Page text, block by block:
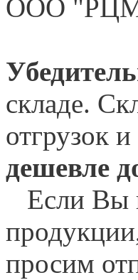
ООО
складе.
отгрузок
дешевле
Если Вы
просим